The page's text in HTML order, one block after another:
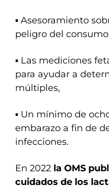
▪️ Asesoramiento
peligro del
▪️ Las mediciones
para ayudar a
múltiples,
▪️ Un mínimo de
embarazo a fin de
infecciones.
En 2022 la OMS
cuidados de los